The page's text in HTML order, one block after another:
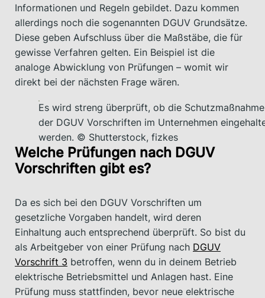
Informationen und Regeln gebildet. Dazu kommen
allerdings noch die sogenannten DGUV Grundsätze.
Diese geben Aufschluss über die Maßstäbe, die für
gewisse Verfahren gelten. Ein Beispiel ist die
analoge Abwicklung von Prüfungen – womit wir
direkt bei der nächsten Frage wären.
Es wird streng überprüft, ob die
der DGUV Vorschriften im Unternehmen
werden. © Shutterstock, fizkes
Welche Prüfungen nach DGUV
Vorschriften gibt es?
Da es sich bei den DGUV Vorschriften um
gesetzliche Vorgaben handelt, wird deren
Einhaltung auch entsprechend überprüft. So bist du
als Arbeitgeber von einer Prüfung nach DGUV
Vorschrift 3 betroffen, wenn du in deinem Betrieb
elektrische Betriebsmittel und Anlagen hast. Eine
Prüfung muss stattfinden, bevor neue elektrische